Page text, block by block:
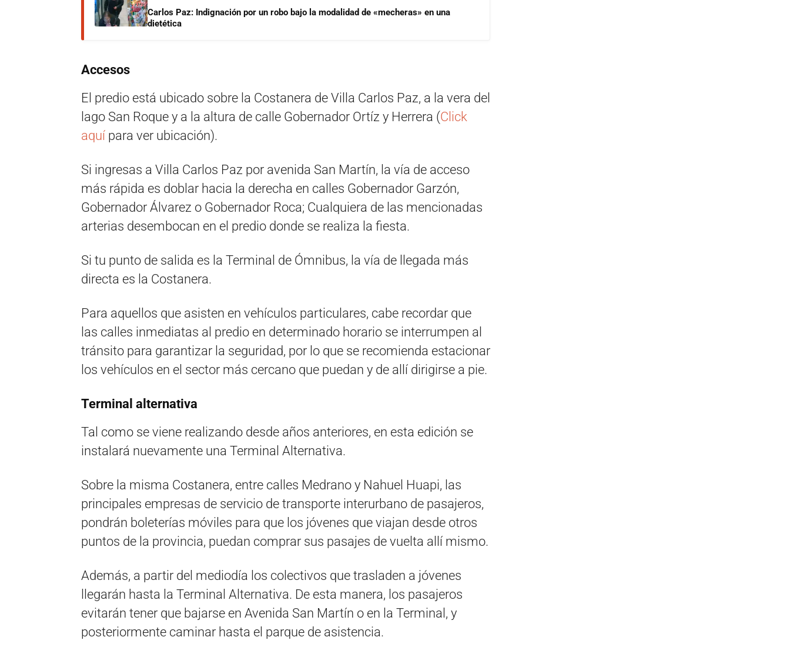
Carlos Paz: Indignación por un robo bajo la modalidad de «mecheras» en una
dietética
Accesos
El predio está ubicado sobre la Costanera de Villa Carlos Paz, a la vera del
lago San Roque y a la altura de calle Gobernador Ortíz y Herrera (Click
aquí para ver ubicación).
Si ingresas a Villa Carlos Paz por avenida San Martín, la vía de acceso
más rápida es doblar hacia la derecha en calles Gobernador Garzón,
Gobernador Álvarez o Gobernador Roca; Cualquiera de las mencionadas
arterias desembocan en el predio donde se realiza la fiesta.
Si tu punto de salida es la Terminal de Ómnibus, la vía de llegada más
directa es la Costanera.
Para aquellos que asisten en vehículos particulares, cabe recordar que
las calles inmediatas al predio en determinado horario se interrumpen al
tránsito para garantizar la seguridad, por lo que se recomienda estacionar
los vehículos en el sector más cercano que puedan y de allí dirigirse a pie.
Terminal alternativa
Tal como se viene realizando desde años anteriores, en esta edición se
instalará nuevamente una Terminal Alternativa.
Sobre la misma Costanera, entre calles Medrano y Nahuel Huapi, las
principales empresas de servicio de transporte interurbano de pasajeros,
pondrán boleterías móviles para que los jóvenes que viajan desde otros
puntos de la provincia, puedan comprar sus pasajes de vuelta allí mismo.
Además, a partir del mediodía los colectivos que trasladen a jóvenes
llegarán hasta la Terminal Alternativa. De esta manera, los pasajeros
evitarán tener que bajarse en Avenida San Martín o en la Terminal, y
posteriormente caminar hasta el parque de asistencia.